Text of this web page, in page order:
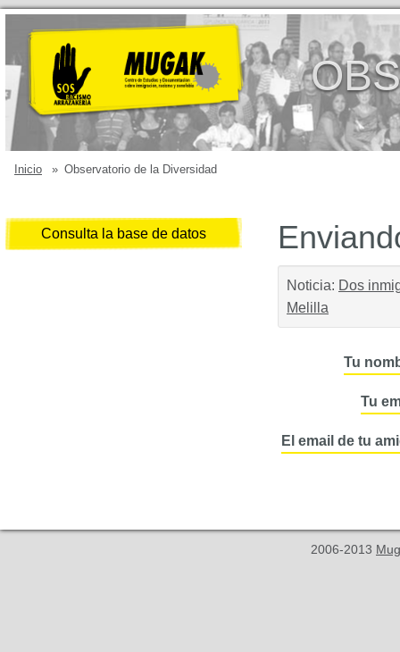
Inicio » Observatorio de la Diversidad
Consulta la base de datos
Noticia: Dos
Melilla
Tu
Tu
El email de tu
2006-2013